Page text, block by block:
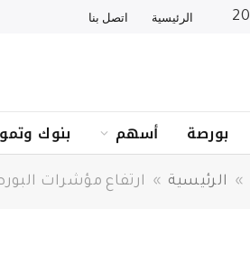
الرئيسية اتصل بنا
بورصة أسهم بنوك
» الرئيسية » ارتفاع مؤشرات البورصة خلال